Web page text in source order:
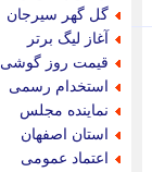
گل گهر سیرجان
آغاز لیگ برتر
قیمت روز گوشی
استخدام رسمی
نماینده مجلس
استان اصفهان
اعتماد عمومی